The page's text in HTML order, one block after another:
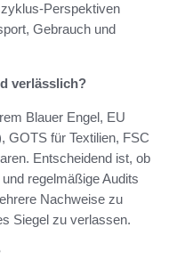
Perspektiven
Gebrauch und
verlässlich?
Blauer Engel, EU
GOTS für Textilien, FSC
Entscheidend ist, ob
regelmäßige Audits
Nachweise zu
Siegel zu verlassen.